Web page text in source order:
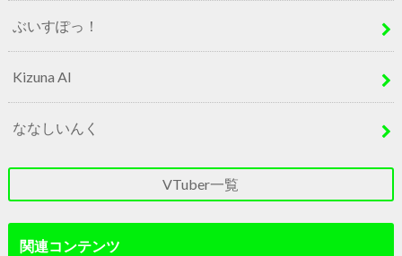
ぶいすぽっ！
Kizuna AI
ななしいんく
VTuber一覧
関連コンテンツ